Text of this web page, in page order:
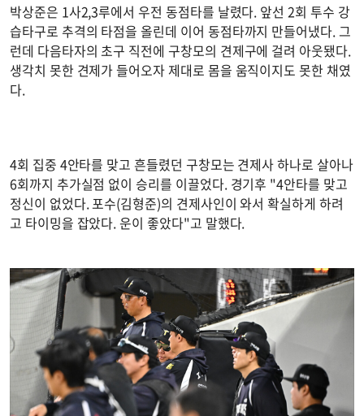
박상준은 1사2,3루에서 우전 동점타를 날렸다. 앞선 2회 투수 강
습타구로 추격의 타점을 올린데 이어 동점타까지 만들어냈다. 그
런데 다음타자의 초구 직전에 구창모의 견제구에 걸려 아웃됐다.
생각치 못한 견제가 들어오자 제대로 몸을 움직이지도 못한 채였
다.
4회 집중 4안타를 맞고 흔들렸던 구창모는 견제사 하나로 살아나
6회까지 추가실점 없이 승리를 이끌었다. 경기후 "4안타를 맞고
정신이 없었다. 포수(김형준)의 견제사인이 와서 확실하게 하려
고 타이밍을 잡았다. 운이 좋았다"고 말했다.